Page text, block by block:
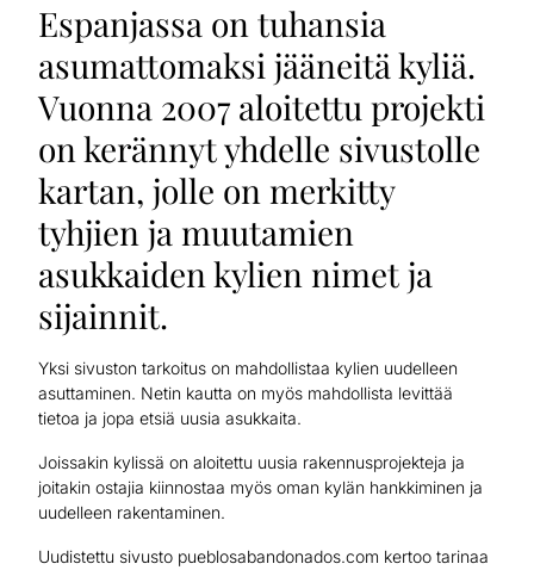
Espanjassa on tuhansia
asumattomaksi jääneitä kyliä.
Vuonna 2007 aloitettu projekti
on kerännyt yhdelle sivustolle
kartan, jolle on merkitty
tyhjien ja muutamien
asukkaiden kylien nimet ja
sijainnit.
Yksi sivuston tarkoitus on mahdollistaa kylien uudelleen
asuttaminen. Netin kautta on myös mahdollista levittää
tietoa ja jopa etsiä uusia asukkaita.
Joissakin kylissä on aloitettu uusia rakennusprojekteja ja
joitakin ostajia kiinnostaa myös oman kylän hankkiminen ja
uudelleen rakentaminen.
Uudistettu sivusto pueblosabandonados.com kertoo tarinaa